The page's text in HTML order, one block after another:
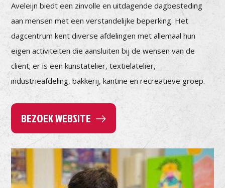
Aveleijn biedt een zinvolle en uitdagende dagbesteding
aan mensen met een verstandelijke beperking. Het
dagcentrum kent diverse afdelingen met allemaal hun
eigen activiteiten die aansluiten bij de wensen van de
cliënt; er is een kunstatelier, textielatelier,
industrieafdeling, bakkerij, kantine en recreatieve groep.
BEZOEK WEBSITE